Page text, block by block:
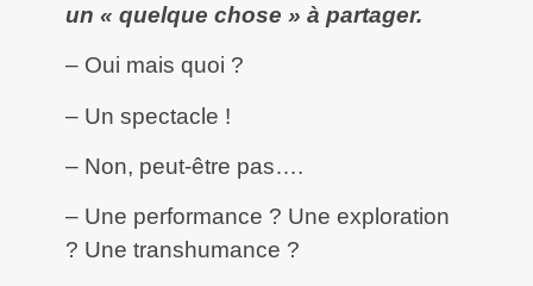
un « quelque chose » à partager.
– Oui mais quoi ?
– Un spectacle !
– Non, peut-être pas….
– Une performance ? Une exploration
? Une transhumance ?